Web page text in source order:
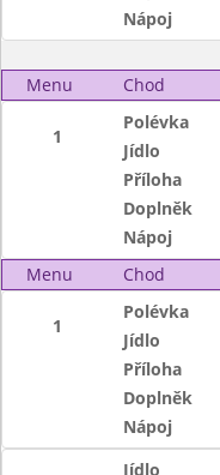
Nápoj
Menu Chod
1
Polévka
Jídlo
Příloha
Doplněk
Nápoj
Menu
Chod
1
Polévka
Jídlo
Příloha
Doplněk
Nápoj
Jídlo